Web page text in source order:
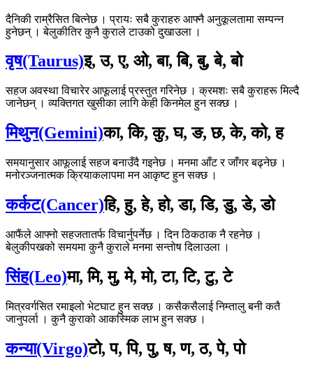
दैनिकी राम्रैसित बित्नेछ । प्रायः सबै कुराहरु आफ्नै अनुकूलतामा सम्पन्न
हुनेछन् । बेलुकीतिर कुनै कुराले टाउको दुखाउला ।
वृष(Taurus)इ, उ, ए, ओ, बा, बि, बु, बे, बो
सहज अवस्था विचारेर आफूलाई प्रस्तुत गरिनेछ । क्रमशः सबै कुराहरू मिल्दै
जानेछन् । व्यक्तिगत खुसीका लागि केही किनमेल हुन सक्छ ।
मिथुन(Gemini)का, कि, कु, घ, ङ, छ, के, को, ह
समयानुसार आफूलाई सहज बनाउँदै गइनेछ । मनमा आँट र जाँगर बढ्नेछ ।
मनोरञ्जनात्मक क्रियाकलापमा मन आकृष्ट हुन सक्छ ।
कर्कट(Cancer)हि, हु, हे, हो, डा, डि, डु, डे, डो
आफैंले आफ्नो सहजतातर्फ विचार्नुपर्नेछ । दिन ठिकठाक नै रहनेछ ।
बेलुकीपखको समयमा कुनै कुराले मनमा सन्तोष दिलाउला ।
सिंह(Leo)मा, मि, मु, मे, मो, टा, टि, टु, टे
मित्रवर्गसित रमाइलो भेटघाट हुन सक्छ । कसैकसैलाई निम्तालु बनी कतै
जानुपर्ला । कुनै कुराको आकस्मिक लाभ हुन सक्छ ।
कन्या(Virgo)टो, प, पि, पु, ष, ण, ठ, पे, पो